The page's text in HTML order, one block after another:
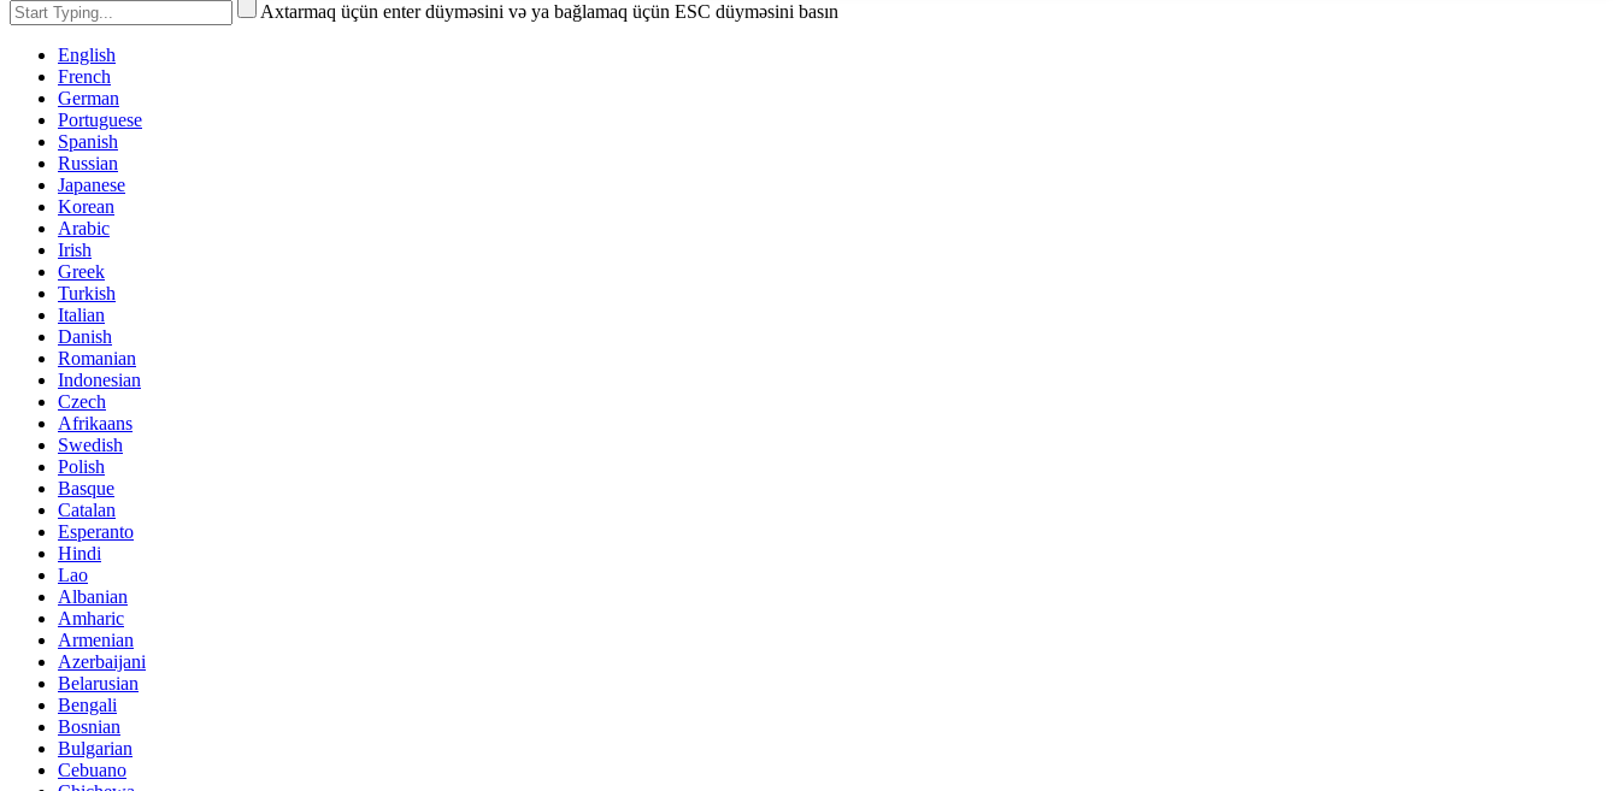
Axtarmaq üçün enter düyməsini və ya bağlamaq üçün ESC düyməsini basın
English
French
German
Portuguese
Spanish
Russian
Japanese
Korean
Arabic
Irish
Greek
Turkish
Italian
Danish
Romanian
Indonesian
Czech
Afrikaans
Swedish
Polish
Basque
Catalan
Esperanto
Hindi
Lao
Albanian
Amharic
Armenian
Azerbaijani
Belarusian
Bengali
Bosnian
Bulgarian
Cebuano